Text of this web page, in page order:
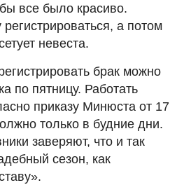
все было красиво.
а потом
невеста.
брак можно
по пятницу. Работать
приказу Минюста от 17
только в будние дни.
заверяют, что и так
сезон, как